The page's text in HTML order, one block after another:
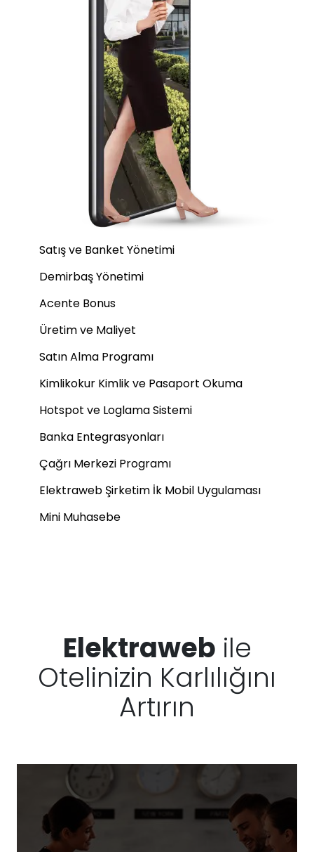
Satış ve Banket Yönetimi
Demirbaş Yönetimi
Acente Bonus
Üretim ve Maliyet
Satın Alma Programı
Kimlikokur Kimlik ve Pasaport Okuma
Hotspot ve Loglama Sistemi
Banka Entegrasyonları
Çağrı Merkezi Programı
Elektraweb Şirketim İk Mobil Uygulaması
Mini Muhasebe
Elektraweb ile
Otelinizin Karlılığını
Artırın